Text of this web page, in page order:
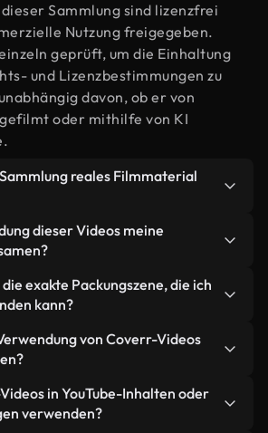
Sammlung sind lizenzfrei
Nutzung freigegeben.
geprüft, um die Einhaltung
und Lizenzbestimmungen zu
davon, ob er von
oder mithilfe von KI
reales Filmmaterial
sich um eine Hybridbibliothek
aufgenommenen
Jedes Video ist eindeutig
Sie immer wissen, was Sie
dieser Videos meine
optimierten Versionen
schlanke, webfähige Formate,
die Qualität hoch, während
minimiert und
verbessert werden.
exakte Packungszene, die ich
kann?
erstellen Sie im
solches Video. Beschreiben Sie
– und das Studio generiert
ein individuelles Video für
von Coverr-Videos
ist nicht erforderlich. Alle
Stockbibliothek sind lizenzfrei
in YouTube-Inhalten oder
verwenden?